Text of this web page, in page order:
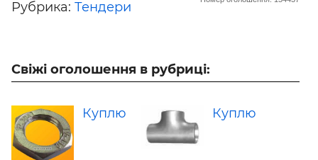
Рубрика: Тендери
Свіжі оголошення в рубриці:
Куплю Куплю